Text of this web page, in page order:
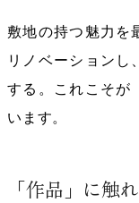
敷地の持つ魅力を
リノベーションし
する。これこそが
います。
「作品」に触